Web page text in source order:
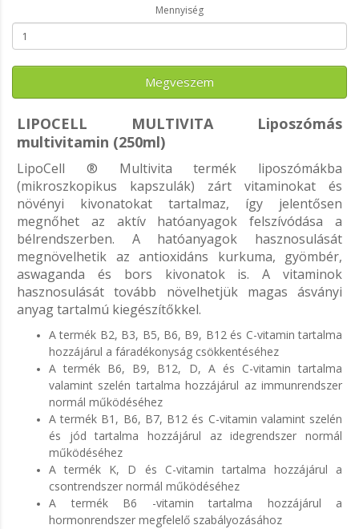
Mennyiség
Megveszem
LIPOCELL MULTIVITA Liposzómás
multivitamin (250ml)
LipoCell ® Multivita termék liposzómákba
(mikroszkopikus kapszulák) zárt vitaminokat és
növényi kivonatokat tartalmaz, így jelentősen
megnőhet az aktív hatóanyagok felszívódása a
bélrendszerben. A hatóanyagok hasznosulását
megnövelhetik az antioxidáns kurkuma, gyömbér,
aswaganda és bors kivonatok is. A vitaminok
hasznosulását tovább növelhetjük magas ásványi
anyag tartalmú kiegészítőkkel.
A termék B2, B3, B5, B6, B9, B12 és C-vitamin tartalma
hozzájárul a fáradékonyság csökkentéséhez
A termék B6, B9, B12, D, A és C-vitamin tartalma
valamint szelén tartalma hozzájárul az immunrendszer
normál működéséhez
A termék B1, B6, B7, B12 és C-vitamin valamint szelén
és jód tartalma hozzájárul az idegrendszer normál
működéséhez
A termék K, D és C-vitamin tartalma hozzájárul a
csontrendszer normál működéséhez
A termék B6 -vitamin tartalma hozzájárul a
hormonrendszer megfelelő szabályozásához